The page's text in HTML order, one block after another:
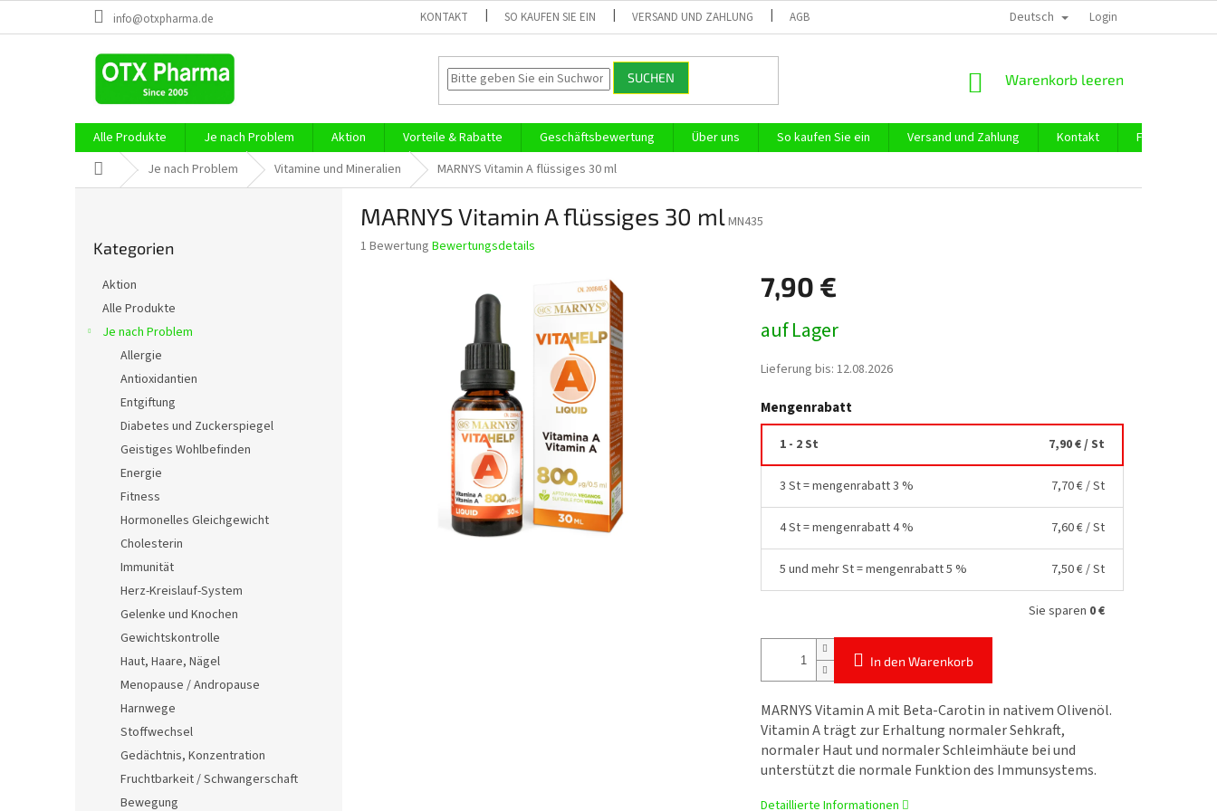
info@otxpharma.de KONTAKT SO KAUFEN SIE EIN VERSAND UND ZAHLUNG AGB IMPRESSUM ÜBER UNS
Deutsch Login
SUCHEN WARENKORB
Warenkorb leeren
Alle Produkte Je nach Problem Aktion Vorteile & Rabatte Geschäftsbewertung Über uns So kaufen Sie ein Versand und Zahlung Kontakt
Firmeneinkauf
StartseiteJe nach Problem Vitamine und Mineralien MARNYS Vitamin A flüssiges 30 ml
überspringen
Kategorien
Aktion
Alle Produkte
Je nach Problem
Allergie
Antioxidantien
Entgiftung
Diabetes und Zuckerspiegel
Geistiges Wohlbefinden
Energie
Fitness
Hormonelles Gleichgewicht
Cholesterin
Immunität
Herz-Kreislauf-System
Gelenke und Knochen
Gewichtskontrolle
Haut, Haare, Nägel
Menopause / Andropause
Harnwege
Stoffwechsel
Gedächtnis, Konzentration
Fruchtbarkeit / Schwangerschaft
Bewegung
MARNYS Vitamin A flüssiges 30 mlMN435
Die
1 Bewertung Bewertungsdetails
7,90 €
auf Lager
Lieferung bis: 12.08.2026
Mengenrabatt
1 - 2 St 7,90 €/ St
3 St = mengenrabatt 3 % 7,70 €/ St
4 St = mengenrabatt 4 % 7,60 €/ St
5 und mehr St = mengenrabatt 5 % 7,50 €/ St
Sie sparen 0 €
In den Warenkorb
MARNYS Vitamin A mit Beta-Carotin in nativem Olivenöl.
Vitamin A trägt zur Erhaltung normaler Sehkraft,
normaler Haut und normaler Schleimhäute bei und
unterstützt die normale Funktion des Immunsystems.
Detaillierte Informationen